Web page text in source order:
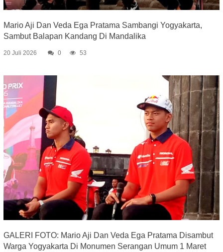
Mario Aji Dan Veda Ega Pratama Sambangi Yogyakarta,
Sambut Balapan Kandang Di Mandalika
20 Juli 2026 0 53
GALERI FOTO: Mario Aji Dan Veda Ega Pratama Disambut
Warga Yogyakarta Di Monumen Serangan Umum 1 Maret